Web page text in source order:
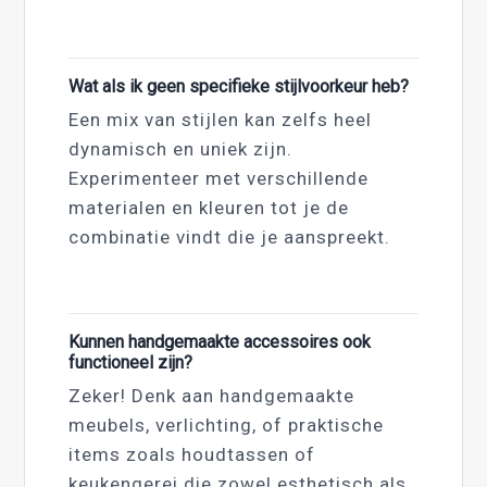
Wat als ik geen specifieke stijlvoorkeur heb?
Een mix van stijlen kan zelfs heel
dynamisch en uniek zijn.
Experimenteer met verschillende
materialen en kleuren tot je de
combinatie vindt die je aanspreekt.
Kunnen handgemaakte accessoires ook
functioneel zijn?
Zeker! Denk aan handgemaakte
meubels, verlichting, of praktische
items zoals houdtassen of